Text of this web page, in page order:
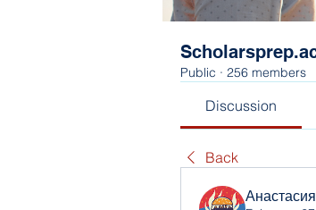
Public · 256 members
Discussion
Back